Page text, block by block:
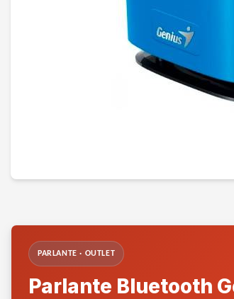
PARLANTE · OUTLET
Parlante Bluetooth